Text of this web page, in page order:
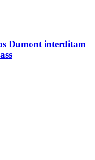
Dumont interditam